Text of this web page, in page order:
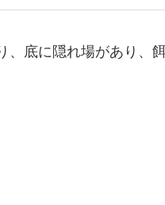
、底に隠れ場があり、